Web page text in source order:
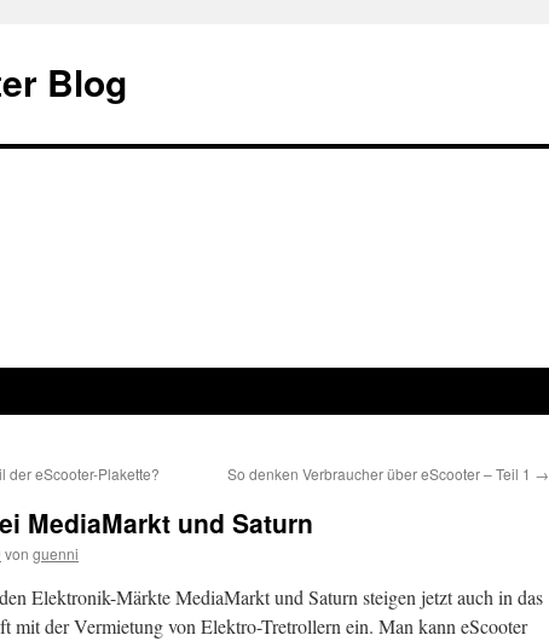
Blog
der eScooter-Plakette? So denken Verbraucher über eScooter – Teil 1 →
MediaMarkt und Saturn
von guenni
Elektronik-Märkte MediaMarkt und Saturn steigen jetzt auch in das
mit der Vermietung von Elektro-Tretrollern ein. Man kann eScooter